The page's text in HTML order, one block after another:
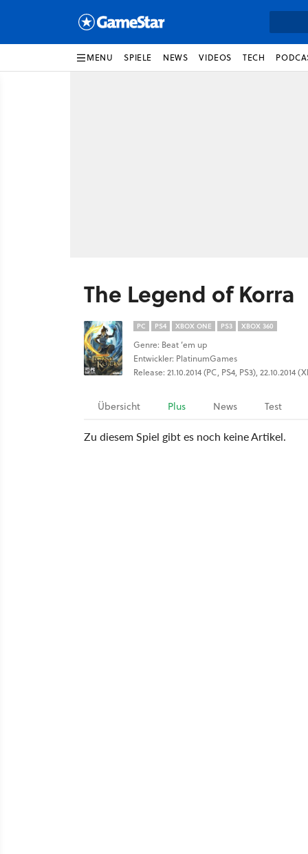
MENU SPIELE NEWS VIDEOS TECH
The Legend of Korra
PC PS4 XBOX ONE PS3 XBOX 360
Genre: Beat ’em up
Entwickler: PlatinumGames
Release: 21.10.2014 (PC, PS4, PS3), 22.10.2014
Übersicht Plus News Test
Zu diesem Spiel gibt es noch keine Artikel.